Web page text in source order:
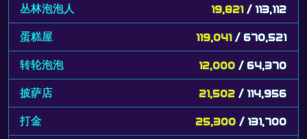
丛林泡泡人 19,821 / 113,112
蛋糕屋 119,041 / 670,521
转轮泡泡 12,000 / 64,370
披萨店 21,502 / 114,956
打金 25,300 / 131,700